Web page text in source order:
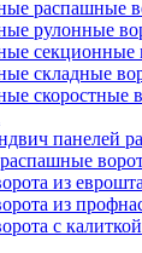
распашные
рулонные
секционные
складные
скоростные
панелей
из
из
с калиткой